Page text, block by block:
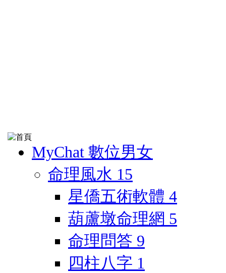
MyChat 數位男女
命理風水 15
星僑五術軟體 4
葫蘆墩命理網 5
命理問答 9
四柱八字 1